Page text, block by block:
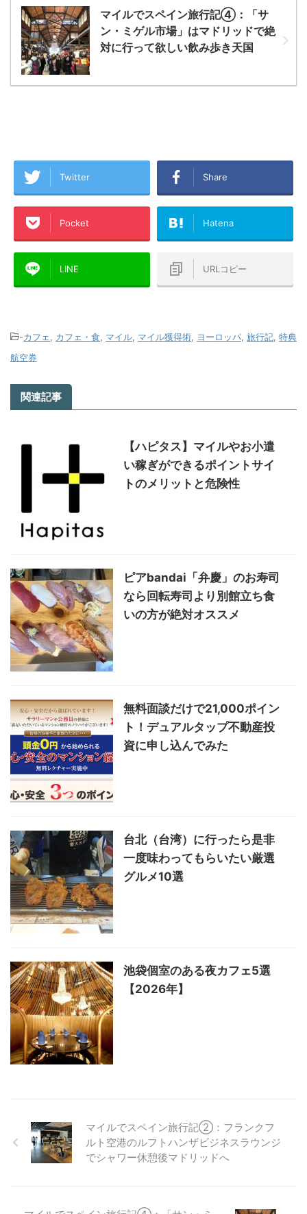
マイルでスペイン旅行記④：「サ
ン・ミゲル市場」はマドリッドで絶
対に行って欲しい飲み歩き天国
Twitter Share
Pocket Hatena
LINE URLコピー
-カフェ カフェ・食 マイル マイル獲得術 ヨーロッパ 旅行記 特典
航空券
関連記事
【ハピタス】マイルやお小遣
い稼ぎができるポイントサイ
トのメリットと危険性
ピアbandai「弁慶」のお寿司
なら回転寿司より別館立ち食
いの方が絶対オススメ
無料面談だけで21,000ポイン
ト！デュアルタップ不動産投
資に申し込んでみた
台北（台湾）に行ったら是非
一度味わってもらいたい厳選
グルメ10選
池袋個室のある夜カフェ5選
【2026年】
マイルでスペイン旅行記②：フランクフ
ルト空港のルフトハンザビジネスラウンジ
でシャワー休憩後マドリッドへ